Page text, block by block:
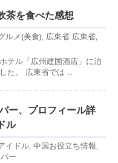
茶を食べた感想
ルメ(美食), 広東省 広東省,
テル「広州建国酒店」に泊
た。 広東省では ...
ー、プロフィール詳
ル
イドル, 中国お役立ち情報,
ー